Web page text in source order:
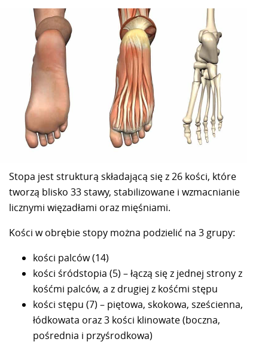
Stopa jest strukturą składającą się z 26 kości, które
tworzą blisko 33 stawy, stabilizowane i wzmacnianie
licznymi więzadłami oraz mięśniami.
Kości w obrębie stopy można podzielić na 3 grupy:
kości palców (14)
kości śródstopia (5) – łączą się z jednej strony z
kośćmi palców, a z drugiej z kośćmi stępu
kości stępu (7) – piętowa, skokowa, sześcienna,
łódkowata oraz 3 kości klinowate (boczna,
pośrednia i przyśrodkowa)